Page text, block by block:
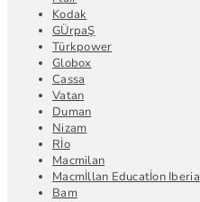
Kodak
GÜrpaŞ
Türkpower
Globox
Cassa
Vatan
Duman
Nizam
Rİo
Macmilan
Macmİllan Educatİon Iberia
Bam